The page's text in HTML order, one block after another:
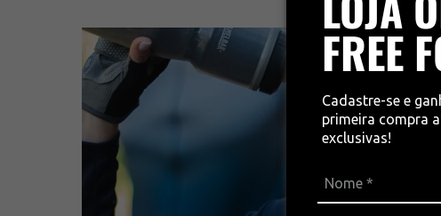
FREE
Cadastre-se e
primeira compra
exclusivas!